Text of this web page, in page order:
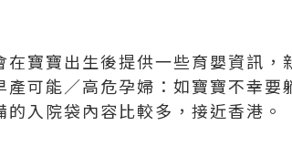
在寶寶出生後提供一些育嬰資訊，
可能／高危孕婦：如寶寶不幸要
入院袋內容比較多，接近香港。